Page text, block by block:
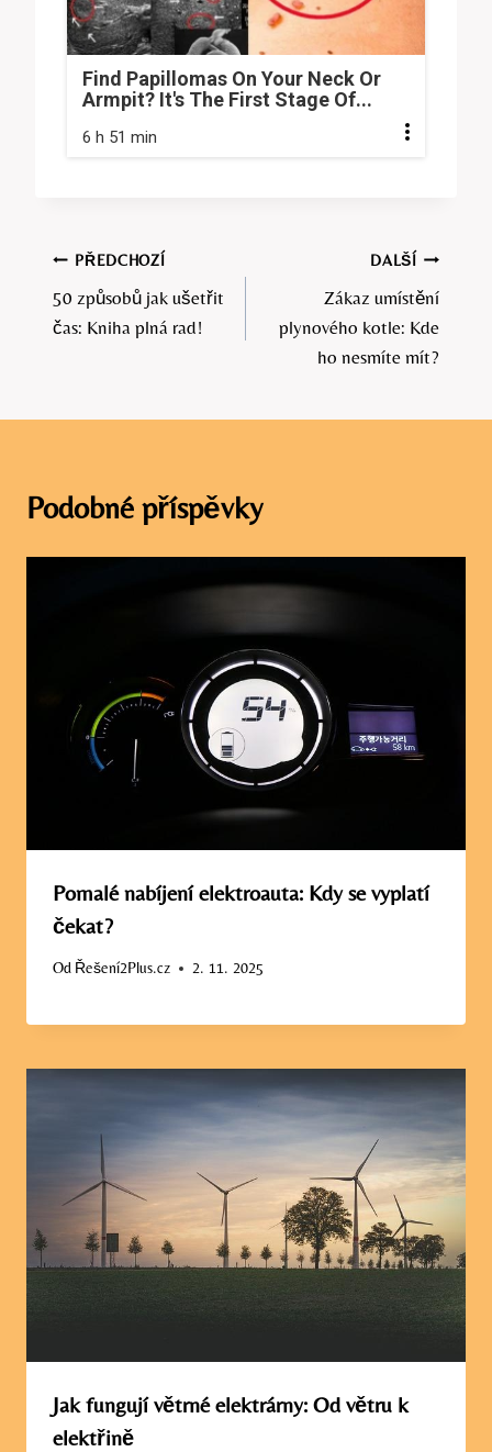
Find Papillomas On Your Neck Or
Armpit? It's The First Stage Of...
6 h 51 min
Navigace
pro
PŘEDCHOZÍ
50 způsobů jak ušetřit
čas: Kniha plná rad!
DALŠÍ
Zákaz umístění
plynového kotle: Kde
ho nesmíte mít?
Podobné příspěvky
Pomalé nabíjení elektroauta: Kdy se vyplatí
čekat?
Od Řešení2Plus.cz 2. 11. 2025
Jak fungují větrné elektrárny: Od větru k
elektřině